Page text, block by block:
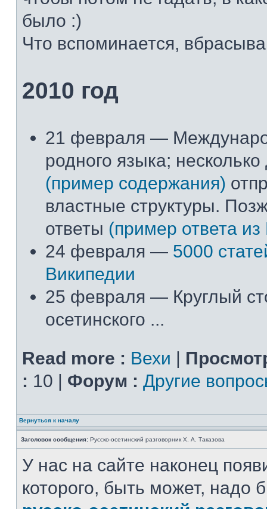
было :)
Что вспоминается,
2010 год
21 февраля —
родного языка;
(пример содержания)
властные структуры.
ответы (пример ответа
24 февраля — 5000
Википедии
25 февраля — Круглый
осетинского ...
Read more : Вехи |
: 10 | Форум : Другие
Вернуться к началу
Заголовок сообщения: Русско-осетинский разговорник Х. А. Таказова
У нас на сайте наконец
которого, быть может, надо